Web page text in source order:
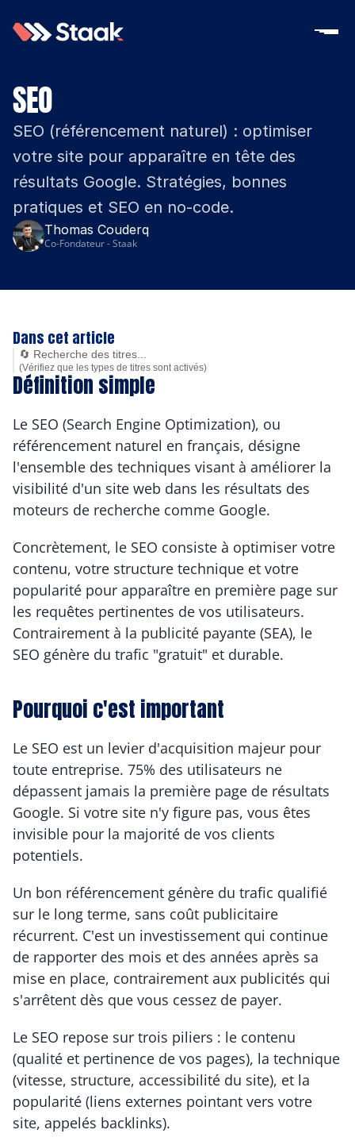
SEO
SEO (référencement naturel) : optimiser
votre site pour apparaître en tête des
résultats Google. Stratégies, bonnes
pratiques et SEO en no-code.
Thomas Couderq
Co-Fondateur - Staak
Dans cet article
🔄 Recherche des titres...
(Vérifiez que les types de titres sont activés)
Définition simple
Le SEO (Search Engine Optimization), ou
référencement naturel en français, désigne
l'ensemble des techniques visant à améliorer la
visibilité d'un site web dans les résultats des
moteurs de recherche comme Google.
Concrètement, le SEO consiste à optimiser votre
contenu, votre structure technique et votre
popularité pour apparaître en première page sur
les requêtes pertinentes de vos utilisateurs.
Contrairement à la publicité payante (SEA), le
SEO génère du trafic "gratuit" et durable.
Pourquoi c'est important
Le SEO est un levier d'acquisition majeur pour
toute entreprise. 75% des utilisateurs ne
dépassent jamais la première page de résultats
Google. Si votre site n'y figure pas, vous êtes
invisible pour la majorité de vos clients
potentiels.
Un bon référencement génère du trafic qualifié
sur le long terme, sans coût publicitaire
récurrent. C'est un investissement qui continue
de rapporter des mois et des années après sa
mise en place, contrairement aux publicités qui
s'arrêtent dès que vous cessez de payer.
Le SEO repose sur trois piliers : le contenu
(qualité et pertinence de vos pages), la technique
(vitesse, structure, accessibilité du site), et la
popularité (liens externes pointant vers votre
site, appelés backlinks).